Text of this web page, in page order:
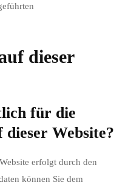
dieser
für die
dieser Website?
erfolgt durch den
können Sie dem